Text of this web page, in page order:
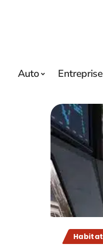
Auto Entreprise
Habitat